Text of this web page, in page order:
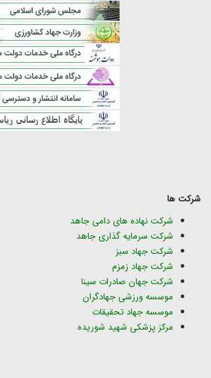
شرکت ها
شرکت نهاده های دامی جاهد
شرکت سرمایه گذاری جاهد
شرکت جهاد سبز
شرکت جهاد زمزم
شرکت جهان صادرات سینا
موسسه ورزشی جهادگران
موسسه جهاد تحقیقات
مرکز پزشکی شهید شوریده